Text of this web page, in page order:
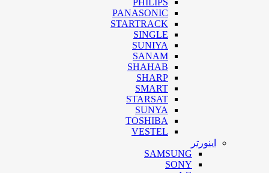
PHILIPS
PANASONIC
STARTRACK
SINGLE
SUNIYA
SANAM
SHAHAB
SHARP
SMART
STARSAT
SUNYA
TOSHIBA
VESTEL
اینورتر
SAMSUNG
SONY